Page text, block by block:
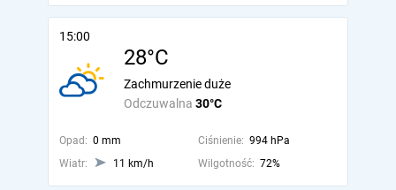
15:00
28°C
Odczuwalna 30°C
Zachmurzenie duże
Opad: 0 mm Ciśnienie: 994 hPa
Wiatr:
11 km/h Wilgotność: 72%